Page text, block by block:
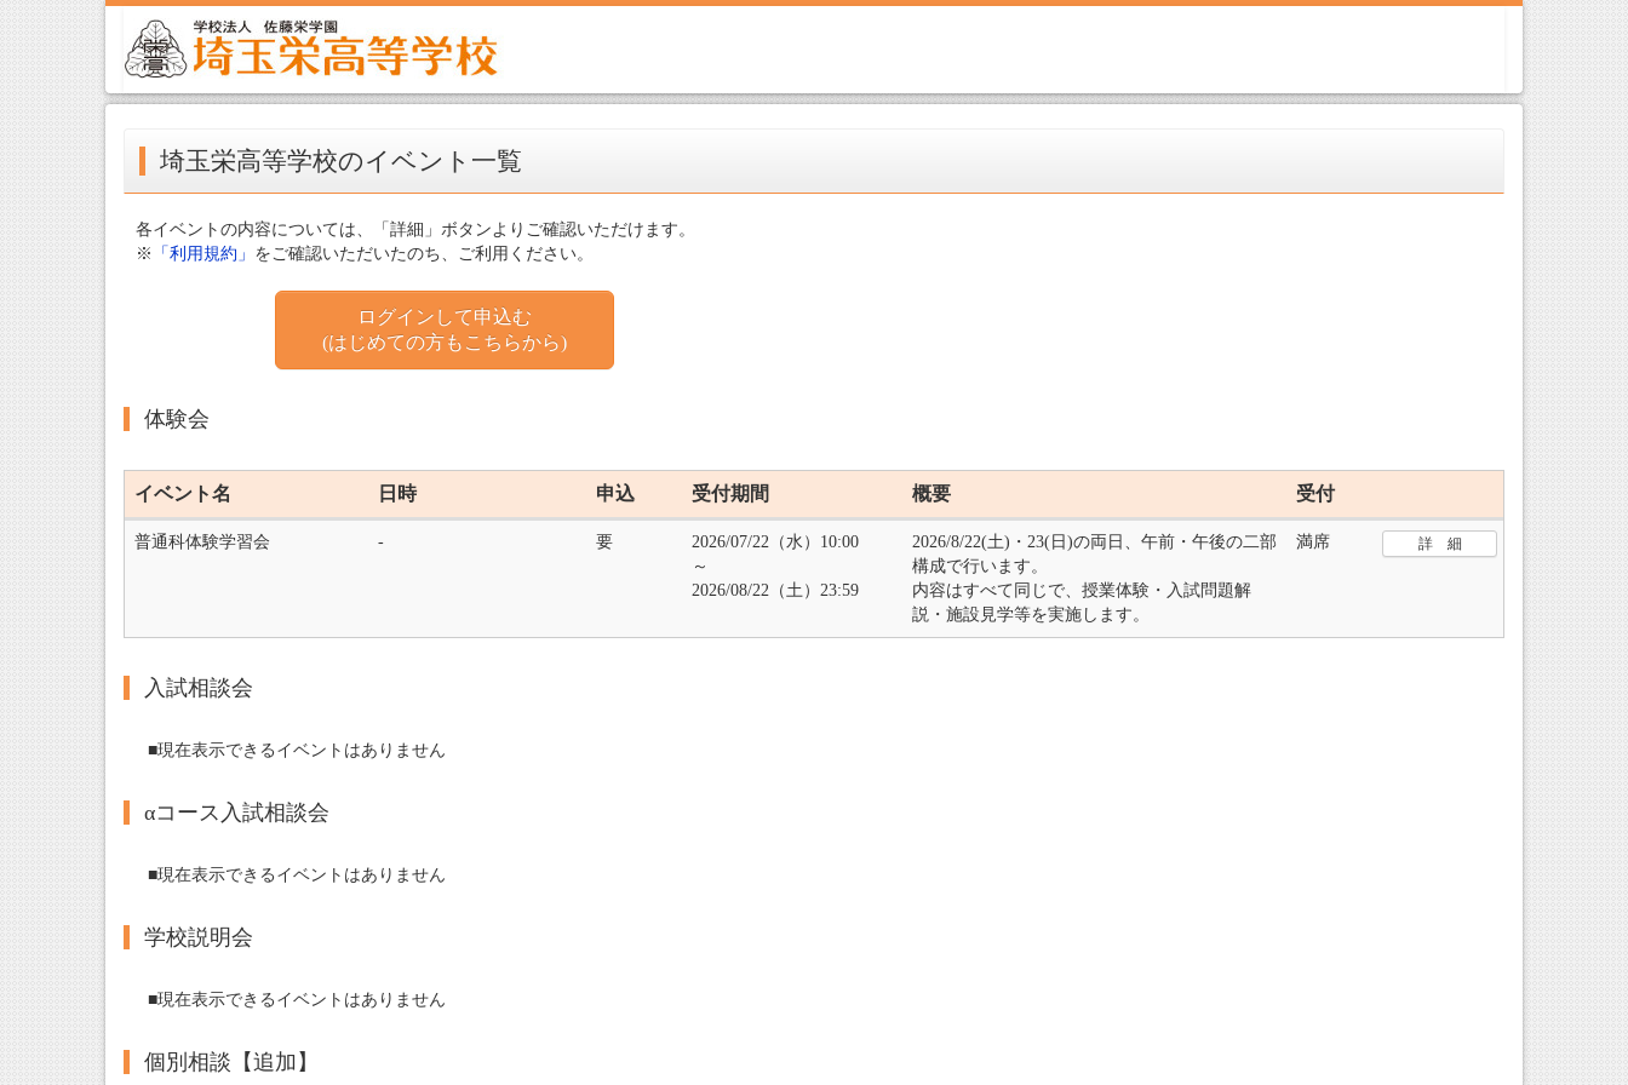
埼玉栄高等学校のイベント一覧
各イベントの内容については、「詳細」ボタンよりご確認いただけます。
※
「利用規約」 をご確認いただいたのち、ご利用ください。
ログインして申込む
(はじめての方もこちらから)
体験会
イベント名 日時 申込 受付期間 概要 受付
普通科体験学習会 ‐ 要
2026/07/22（水）10:00
～
2026/08/22（土）23:59
2026/8/22(土)・23(日)の両日、午前・午後の二部
構成で行います。
内容はすべて同じで、授業体験・入試問題解
説・施設見学等を実施します。
満席 詳 細
入試相談会
■現在表示できるイベントはありません
αコース入試相談会
■現在表示できるイベントはありません
学校説明会
■現在表示できるイベントはありません
個別相談【追加】